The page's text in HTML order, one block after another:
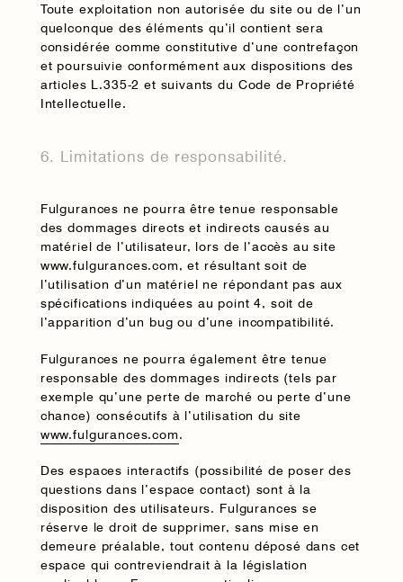
Toute exploitation non autorisée du site ou de l’un
quelconque des éléments qu’il contient sera
considérée comme constitutive d’une contrefaçon
et poursuivie conformément aux dispositions des
articles L.335-2 et suivants du Code de Propriété
Intellectuelle.
6. Limitations de responsabilité.
Fulgurances ne pourra être tenue responsable
des dommages directs et indirects causés au
matériel de l’utilisateur, lors de l’accès au site
www.fulgurances.com, et résultant soit de
l’utilisation d’un matériel ne répondant pas aux
spécifications indiquées au point 4, soit de
l’apparition d’un bug ou d’une incompatibilité.
Fulgurances ne pourra également être tenue
responsable des dommages indirects (tels par
exemple qu’une perte de marché ou perte d’une
chance) consécutifs à l’utilisation du site
www.fulgurances.com.
Des espaces interactifs (possibilité de poser des
questions dans l’espace contact) sont à la
disposition des utilisateurs. Fulgurances se
réserve le droit de supprimer, sans mise en
demeure préalable, tout contenu déposé dans cet
espace qui contreviendrait à la législation